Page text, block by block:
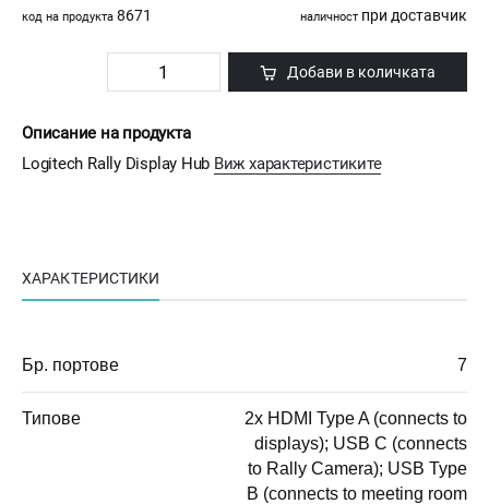
код на продукта 8671 наличност при доставчик
Добави в количката
Описание на продукта
Logitech Rally Display Hub Виж характеристиките
ХАРАКТЕРИСТИКИ
Бр. портове 7
Типове
2x HDMI Type A (connects to
displays); USB C (connects
to Rally Camera); USB Type
B (connects to meeting room